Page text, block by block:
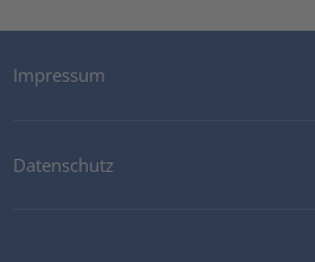
Impressum
Datenschutz